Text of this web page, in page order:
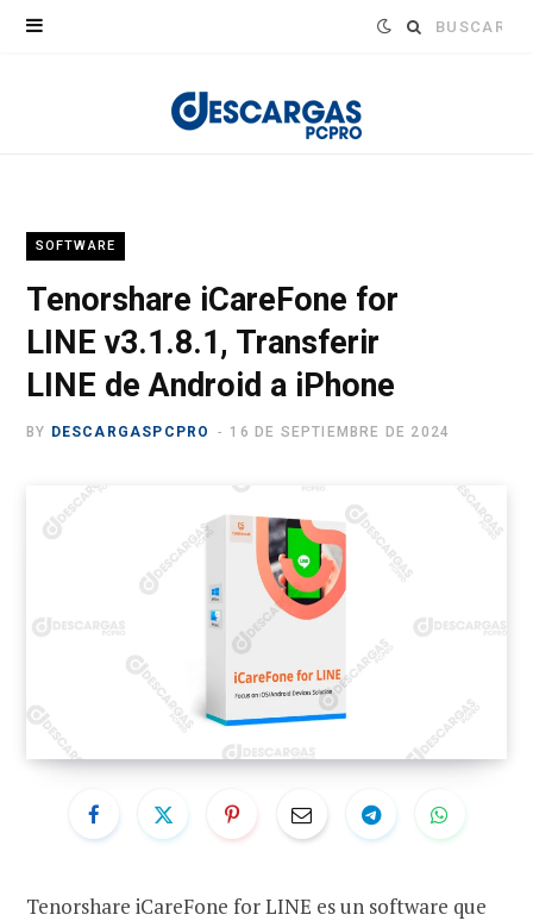
Buscar:
SOFTWARE
Tenorshare iCareFone for
LINE v3.1.8.1, Transferir
LINE de Android a iPhone
BY DESCARGASPCPRO 16 DE SEPTIEMBRE DE 2024
Tenorshare iCareFone for LINE es un software que